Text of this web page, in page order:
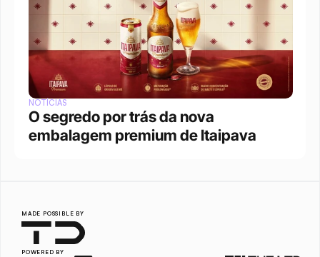
NOTÍCIAS
O segredo por trás da nova
embalagem premium de Itaipava
MADE POSSIBLE BY
POWERED BY